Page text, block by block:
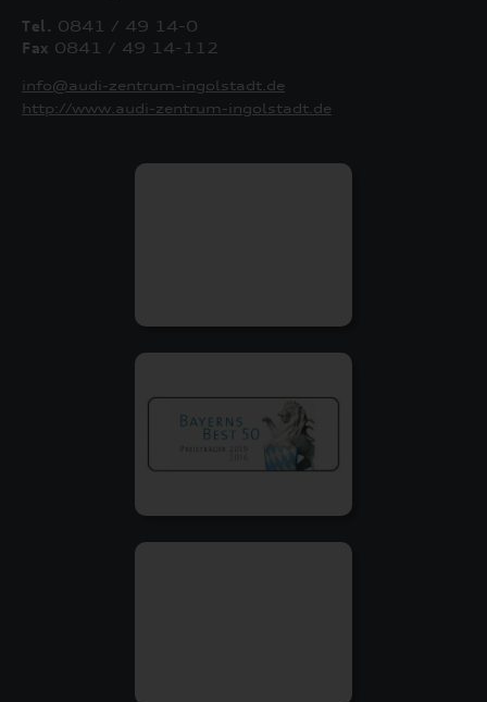
Tel. 0841 / 49 14-0
Fax 0841 / 49 14-112
info@audi-zentrum-ingolstadt.de
http://www.audi-zentrum-ingolstadt.de